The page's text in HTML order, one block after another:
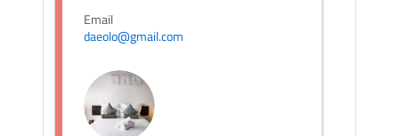
Email
daeolo@gmail.com